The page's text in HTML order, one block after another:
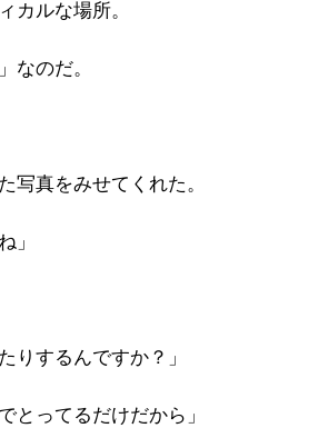
カルな場所。
なのだ。
写真をみせてくれた。
」
りするんですか？」
とってるだけだから」